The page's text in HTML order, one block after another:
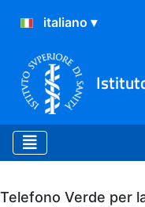
Telefono Verde per